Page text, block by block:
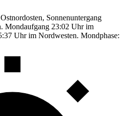
Sonnenuntergang
Mondaufgang 23:02 Uhr im
Uhr im Nordwesten. Mondphase: